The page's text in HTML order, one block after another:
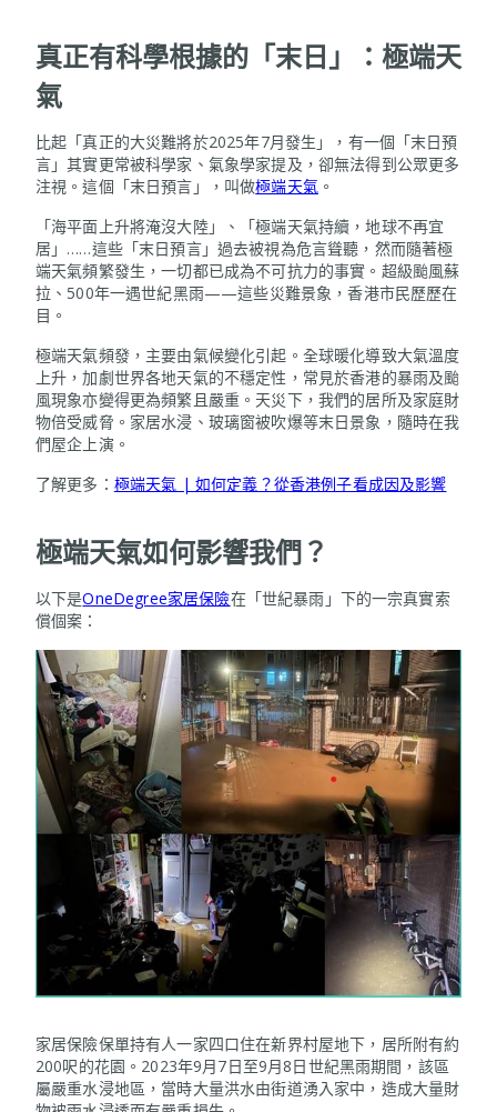
真正有科學根據的「末日」：極端天
氣
比起「真正的大災難將於2025年7月發生」，有一個「末日預
言」其實更常被科學家、氣象學家提及，卻無法得到公眾更多
注視。這個「末日預言」，叫做極端天氣 。
「海平面上升將淹沒大陸」、「極端天氣持續，地球不再宜
居」……這些「末日預言」過去被視為危言聳聽，然而隨著極
端天氣頻繁發生，一切都已成為不可抗力的事實。超級颱風蘇
拉、500年一遇世紀黑雨——這些災難景象，香港市民歷歷在
目。
極端天氣頻發，主要由氣候變化引起。全球暖化導致大氣溫度
上升，加劇世界各地天氣的不穩定性，常見於香港的暴雨及颱
風現象亦變得更為頻繁且嚴重。天災下，我們的居所及家庭財
物倍受威脅。家居水浸、玻璃窗被吹爆等末日景象，隨時在我
們屋企上演。
了解更多： 極端天氣 | 如何定義？從香港例子看成因及影響
極端天氣如何影響我們？
以下是OneDegree家居保險在「世紀暴雨」下的一宗真實索
償個案：
家居保險保單持有人一家四口住在新界村屋地下，居所附有約
200呎的花園。2023年9月7日至9月8日世紀黑雨期間，該區
屬嚴重水浸地區，當時大量洪水由街道湧入家中，造成大量財